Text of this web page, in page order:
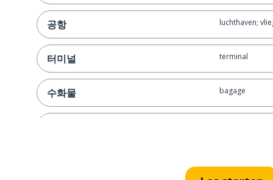
공항 luchthaven;
터미널 terminal
수화물 bagage